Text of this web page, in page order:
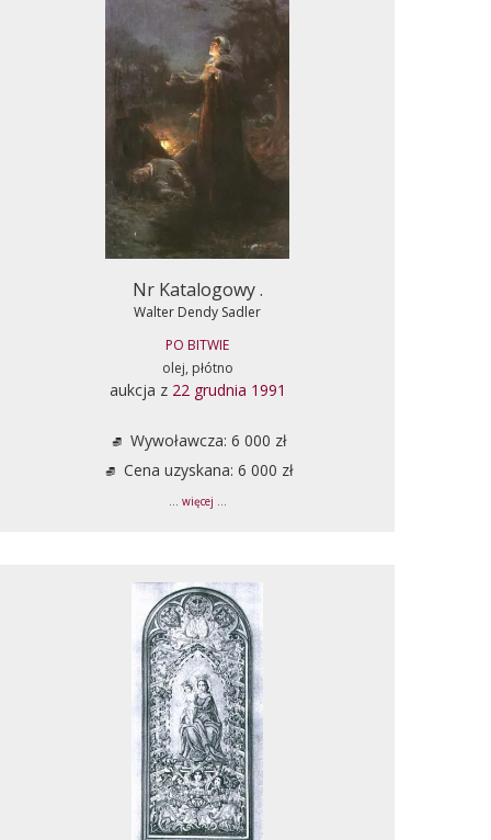
Nr Katalogowy .
Walter Dendy Sadler
PO BITWIE
olej, płótno
aukcja z 22 grudnia 1991
Wywoławcza: 6 000 zł
Cena uzyskana: 6 000 zł
... więcej ...